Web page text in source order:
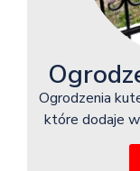
Ogrodzenia
które dodaje